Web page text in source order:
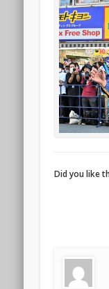
Did you like